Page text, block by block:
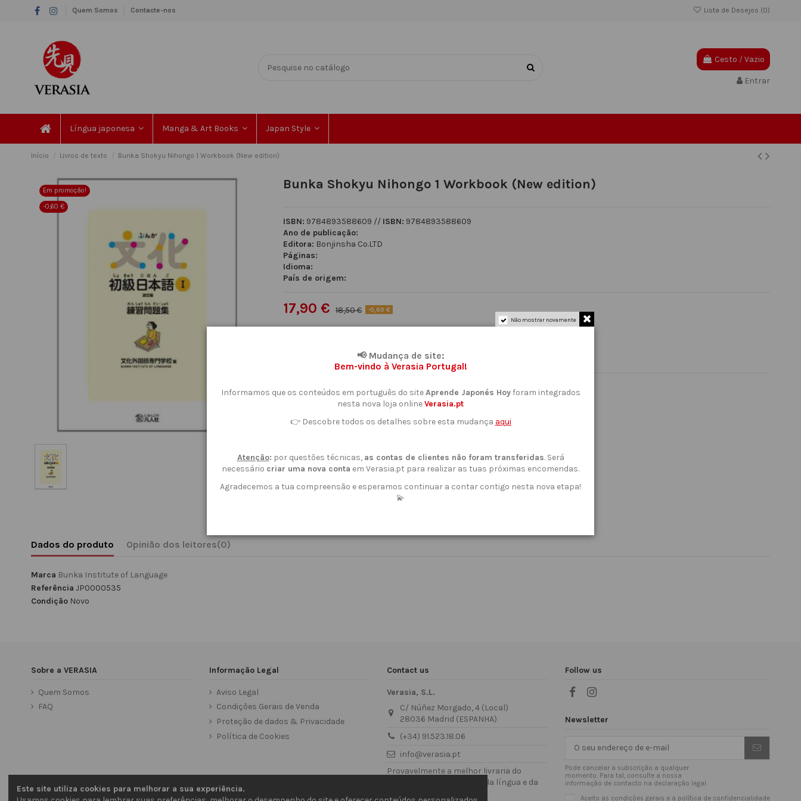
Quem Somos Contacte-nos Lista de Desejos (0)
Cesto / Vazio
Entrar
Língua japonesa Manga & Art Books Japan Style
Início Livros de texto Bunka Shokyu Nihongo 1 Workbook (New edition)
Em promoção!
-0,60 €
Bunka Shokyu Nihongo 1 Workbook (New edition)
ISBN: 9784893588609 // ISBN: 9784893588609
Ano de publicação:
Editora: Bonjinsha Co.LTD
Páginas:
Idioma:
País de origem:
17,90 € 18,50 € -0,60 €
Dados do produto Opinião dos leitores(0)
Marca Bunka Institute of Language
Referência JP0000535
Condição Novo
Sobre a VERASIA
Quem Somos
FAQ
Informação Legal
Aviso Legal
Condições Gerais de Venda
Proteção de dados & Privacidade
Política de Cookies
Contact us
Verasia, S.L.
C/ Núñez Morgado, 4 (Local)
28036 Madrid (ESPANHA)
(+34) 91.523.18.06
info@verasia.pt
Provavelmente a melhor livraria do
mundo para os amantes da língua e da
Follow us
Newsletter
Pode cancelar a subscrição a qualquer
momento. Para tal, consulte a nossa
informação de contacto na declaração legal.
Aceito as condições gerais e a política de confidencialidade
Não mostrar novamente
📢 Mudança de site:
Bem-vindo à Verasia Portugal!
Informamos que os conteúdos em português do siteAprende Japonés Hoyforam integrados
nesta nova loja onlineVerasia.pt
👉 Descobre todos os detalhes sobre esta mudança aqui
Atenção: por questões técnicas, as contas de clientes não foram transferidas. Será
necessário criar uma nova conta em Verasia.pt para realizar as tuas próximas encomendas.
Agradecemos a tua compreensão e esperamos continuar a contar contigo nesta nova etapa!
💫
Este site utiliza cookies para melhorar a sua experiência.